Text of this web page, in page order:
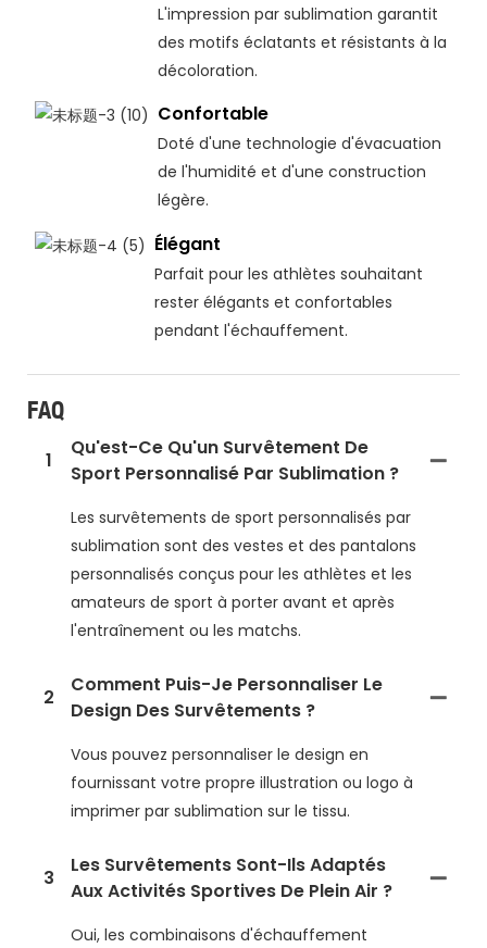
L'impression par sublimation garantit
des motifs éclatants et résistants à la
décoloration.
Confortable
Doté d'une technologie d'évacuation
de l'humidité et d'une construction
légère.
Élégant
Parfait pour les athlètes souhaitant
rester élégants et confortables
pendant l'échauffement.
FAQ
1
Qu'est-Ce Qu'un Survêtement De
Sport Personnalisé Par Sublimation ?
Les survêtements de sport personnalisés par
sublimation sont des vestes et des pantalons
personnalisés conçus pour les athlètes et les
amateurs de sport à porter avant et après
l'entraînement ou les matchs.
2
Comment Puis-Je Personnaliser Le
Design Des Survêtements ?
Vous pouvez personnaliser le design en
fournissant votre propre illustration ou logo à
imprimer par sublimation sur le tissu.
3
Les Survêtements Sont-Ils Adaptés
Aux Activités Sportives De Plein Air ?
Oui, les combinaisons d'échauffement